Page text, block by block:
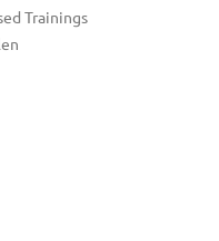
Trainings